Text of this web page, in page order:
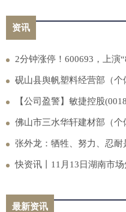
资讯
2分钟涨停！600693，上演
砚山县舆帆塑料经营部（
币-播报
【公司盈警】敏捷控股
1500万港元|热推荐
佛山市三水华轩建材部（
币
张外龙：牺牲、努力、忍
快资讯丨11月13日湖南市
最新资讯